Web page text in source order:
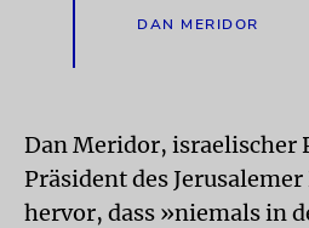
DAN MERIDOR
Dan Meridor, israelischer
Präsident des
hervor, dass »niemals in